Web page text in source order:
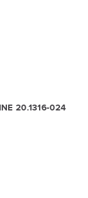
20.1316-024